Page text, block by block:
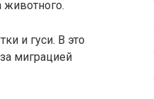
животного.
и гуси. В это
миграцией